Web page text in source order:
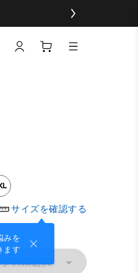
サイズを確認する
みを
ます
ス未選択